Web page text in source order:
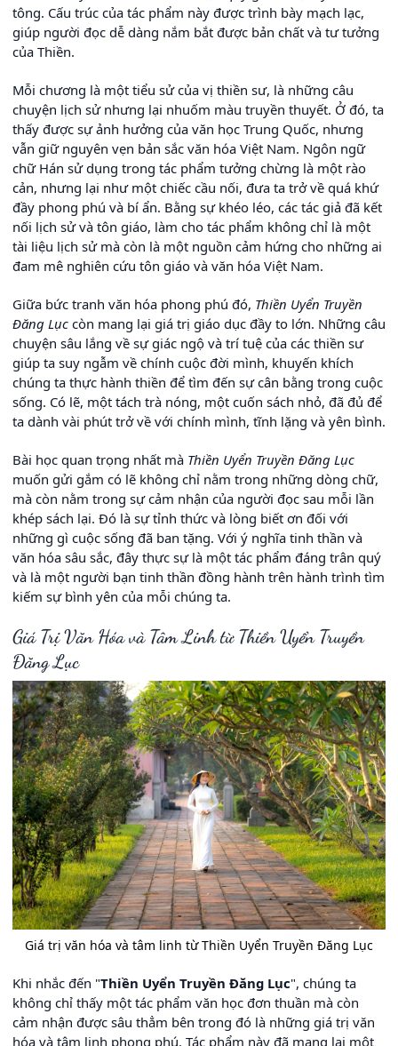
tông. Cấu trúc của tác phẩm này được trình bày mạch lạc,
giúp người đọc dễ dàng nắm bắt được bản chất và tư tưởng
của Thiền.
Mỗi chương là một tiểu sử của vị thiền sư, là những câu
chuyện lịch sử nhưng lại nhuốm màu truyền thuyết. Ở đó, ta
thấy được sự ảnh hưởng của văn học Trung Quốc, nhưng
vẫn giữ nguyên vẹn bản sắc văn hóa Việt Nam. Ngôn ngữ
chữ Hán sử dụng trong tác phẩm tưởng chừng là một rào
cản, nhưng lại như một chiếc cầu nối, đưa ta trở về quá khứ
đầy phong phú và bí ẩn. Bằng sự khéo léo, các tác giả đã kết
nối lịch sử và tôn giáo, làm cho tác phẩm không chỉ là một
tài liệu lịch sử mà còn là một nguồn cảm hứng cho những ai
đam mê nghiên cứu tôn giáo và văn hóa Việt Nam.
Giữa bức tranh văn hóa phong phú đó, Thiền Uyển Truyền
Đăng Lục còn mang lại giá trị giáo dục đầy to lớn. Những câu
chuyện sâu lắng về sự giác ngộ và trí tuệ của các thiền sư
giúp ta suy ngẫm về chính cuộc đời mình, khuyến khích
chúng ta thực hành thiền để tìm đến sự cân bằng trong cuộc
sống. Có lẽ, một tách trà nóng, một cuốn sách nhỏ, đã đủ để
ta dành vài phút trở về với chính mình, tĩnh lặng và yên bình.
Bài học quan trọng nhất mà Thiền Uyển Truyền Đăng Lục
muốn gửi gắm có lẽ không chỉ nằm trong những dòng chữ,
mà còn nằm trong sự cảm nhận của người đọc sau mỗi lần
khép sách lại. Đó là sự tỉnh thức và lòng biết ơn đối với
những gì cuộc sống đã ban tặng. Với ý nghĩa tinh thần và
văn hóa sâu sắc, đây thực sự là một tác phẩm đáng trân quý
và là một người bạn tinh thần đồng hành trên hành trình tìm
kiếm sự bình yên của mỗi chúng ta.
Giá Trị Văn Hóa và Tâm Linh từ Thiền Uyển Truyền
Đăng Lục
Giá trị văn hóa và tâm linh từ Thiền Uyển Truyền Đăng Lục
Khi nhắc đến "Thiền Uyển Truyền Đăng Lục", chúng ta
không chỉ thấy một tác phẩm văn học đơn thuần mà còn
cảm nhận được sâu thẳm bên trong đó là những giá trị văn
hóa và tâm linh phong phú. Tác phẩm này đã mang lại một